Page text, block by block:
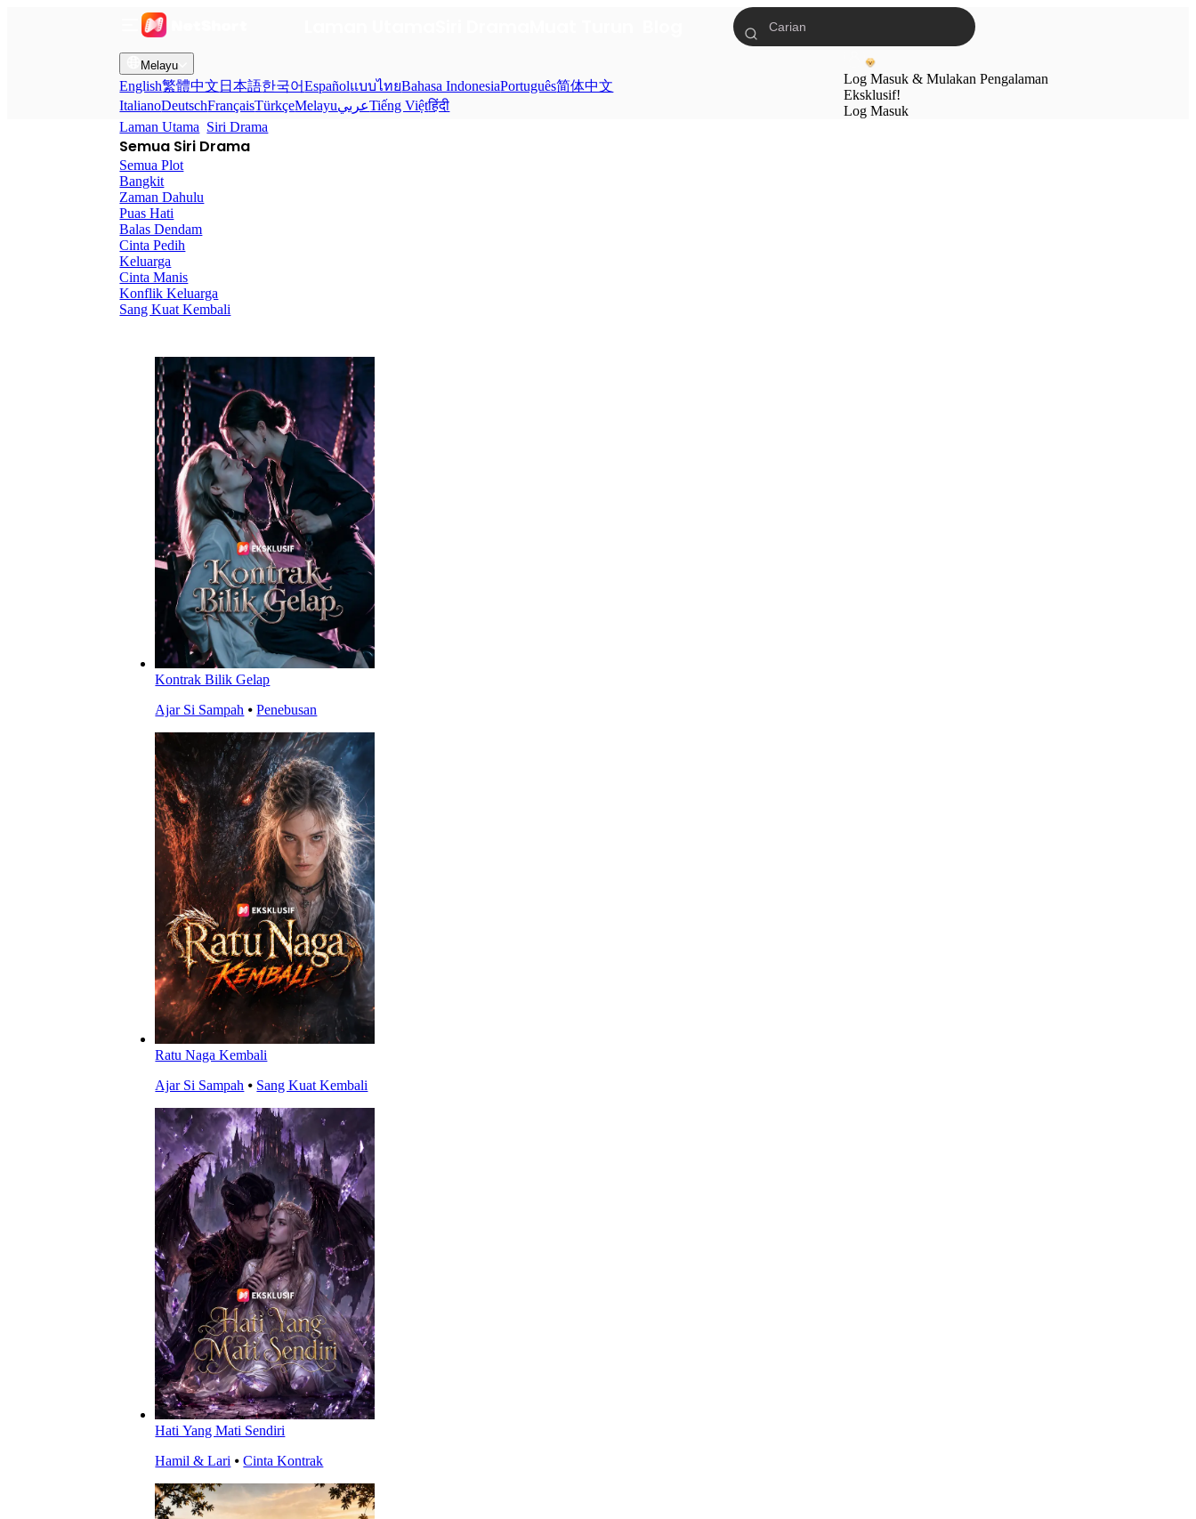
Melayu
English繁體中文 日本語한국어EspañolแบบไทยBahasa IndonesiaPortuguês简体中文
ItalianoDeutschFrançaisTürkçeMelayuعربيTiếng Việtहिंदी
Log Masuk & Mulakan Pengalaman
Eksklusif!
Log Masuk
Laman Utama Siri Drama
Semua Siri Drama
Semua Plot
Bangkit
Zaman Dahulu
Puas Hati
Balas Dendam
Cinta Pedih
Keluarga
Cinta Manis
Konflik Keluarga
Sang Kuat Kembali
Kontrak Bilik Gelap
Ajar Si Sampah ⦁Penebusan
Ratu Naga Kembali
Ajar Si Sampah ⦁ Sang Kuat Kembali
Hati Yang Mati Sendiri
Hamil & Lari ⦁Cinta Kontrak